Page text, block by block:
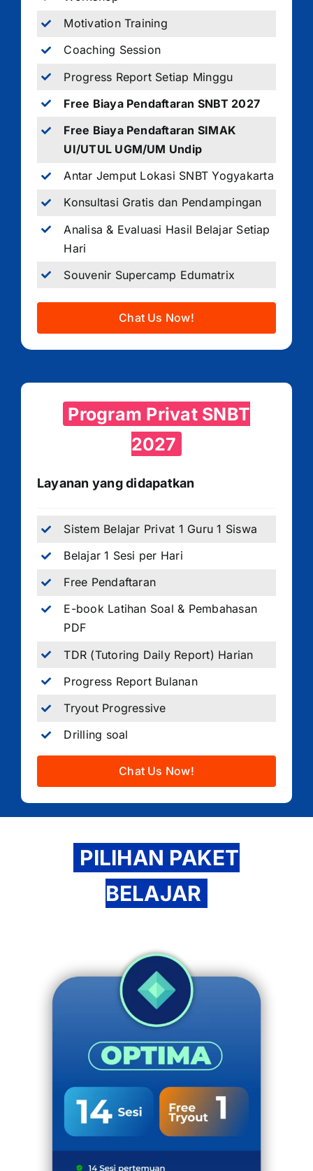
Motivation Training
Coaching Session
Progress Report Setiap Minggu
Free Biaya Pendaftaran SNBT 2027
Free Biaya Pendaftaran SIMAK
UI/UTUL UGM/UM Undip
Antar Jemput Lokasi SNBT Yogyakarta
Konsultasi Gratis dan Pendampingan
Analisa & Evaluasi Hasil Belajar Setiap
Hari
Souvenir Supercamp Edumatrix
Chat Us Now!
Program Privat SNBT
2027
Layanan yang didapatkan
Sistem Belajar Privat 1 Guru 1 Siswa
Belajar 1 Sesi per Hari
Free Pendaftaran
E-book Latihan Soal & Pembahasan
PDF
TDR (Tutoring Daily Report) Harian
Progress Report Bulanan
Tryout Progressive
Drilling soal
Chat Us Now!
PILIHAN PAKET
BELAJAR